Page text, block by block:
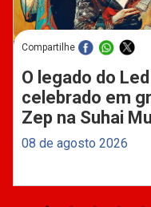
Compartilhe
O legado do
celebrado em
Zep na Suhai
08 de agosto 2026